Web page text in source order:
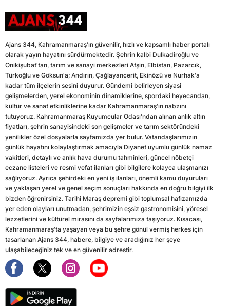
Ajans 344, Kahramanmaraş'ın güvenilir, hızlı ve kapsamlı haber portalı
olarak yayın hayatını sürdürmektedir. Şehrin kalbi Dulkadiroğlu ve
Onikişubat'tan, tarım ve sanayi merkezleri Afşin, Elbistan, Pazarcık,
Türkoğlu ve Göksun'a; Andırın, Çağlayancerit, Ekinözü ve Nurhak'a
kadar tüm ilçelerin sesini duyurur. Gündemi belirleyen siyasi
gelişmelerden, yerel ekonominin dinamiklerine, spordaki heyecandan,
kültür ve sanat etkinliklerine kadar Kahramanmaraş'ın nabzını
tutuyoruz. Kahramanmaraş Kuyumcular Odası'ndan alınan anlık altın
fiyatları, şehrin sanayisindeki son gelişmeler ve tarım sektöründeki
yenilikler özel dosyalarla sayfamızda yer bulur. Vatandaşlarımızın
günlük hayatını kolaylaştırmak amacıyla Diyanet uyumlu günlük namaz
vakitleri, detaylı ve anlık hava durumu tahminleri, güncel nöbetçi
eczane listeleri ve resmi vefat ilanları gibi bilgilere kolayca ulaşmanızı
sağlıyoruz. Ayrıca şehirdeki en yeni iş ilanları, önemli kamu duyuruları
ve yaklaşan yerel ve genel seçim sonuçları hakkında en doğru bilgiyi ilk
bizden öğrenirsiniz. Tarihi Maraş depremi gibi toplumsal hafızamızda
yer eden olayları unutmadan, şehrimizin eşsiz gastronomisini, yöresel
lezzetlerini ve kültürel mirasını da sayfalarımıza taşıyoruz. Kısacası,
Kahramanmaraş'ta yaşayan veya bu şehre gönül vermiş herkes için
tasarlanan Ajans 344, habere, bilgiye ve aradığınız her şeye
ulaşabileceğiniz tek ve en güvenilir adrestir.